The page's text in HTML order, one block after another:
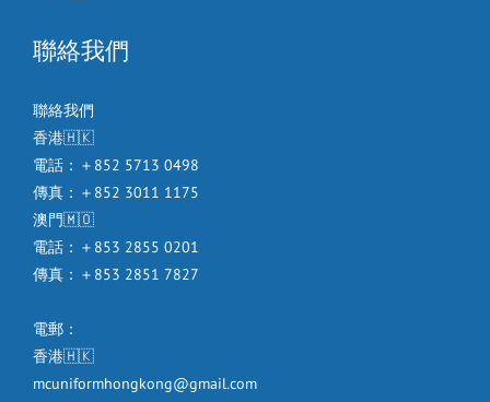
聯絡我們
聯絡我們
香港🇭🇰
電話：＋852 5713 0498
傳真：＋852 3011 1175
澳門🇲🇴
電話：＋853 2855 0201
傳真：＋853 2851 7827
電郵：
香港🇭🇰
mcuniformhongkong@gmail.com